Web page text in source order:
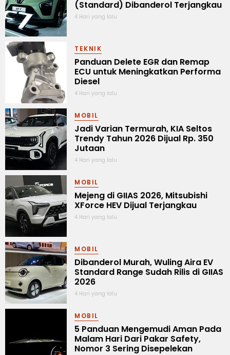
(Standard) Dibanderol Terjangkau
4 Hari yang lalu
TEKNIK
Panduan Delete EGR dan Remap
ECU untuk Meningkatkan Performa
Diesel
4 Hari yang lalu
MOBIL
Jadi Varian Termurah, KIA Seltos
Trendy Tahun 2026 Dijual Rp. 350
Jutaan
4 Hari yang lalu
MOBIL
Mejeng di GIIAS 2026, Mitsubishi
XForce HEV Dijual Terjangkau
4 Hari yang lalu
MOBIL
Dibanderol Murah, Wuling Aira EV
Standard Range Sudah Rilis di GIIAS
2026
4 Hari yang lalu
MOBIL
5 Panduan Mengemudi Aman Pada
Malam Hari Dari Pakar Safety,
Nomor 3 Sering Disepelekan